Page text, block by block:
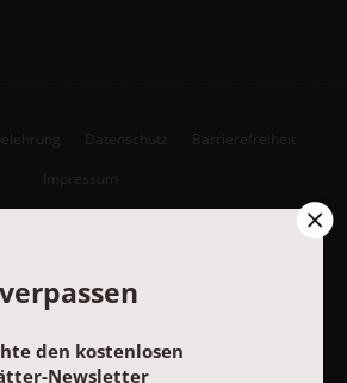
Datenschutz Barrierefreiheit
Impressum
den kostenlosen
Newsletter